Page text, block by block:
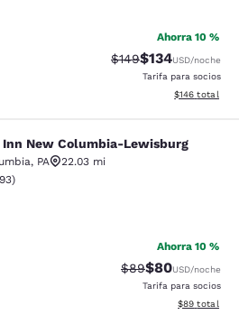
Ahorra 10 %
Precio tachado:
$149Precio con
$134USD/noche
Tarifa para socios
Ver detalles
$146 total
Columbia-
New Columbia-Lewisburg
, PA
22.03 mi
de 4.15 estrellas. Muy bueno. 1493 reseñas
)
Ahorra 10 %
Precio tachado:
$89Precio con
$80USD/noche
Tarifa para socios
Ver detalles
$89 total